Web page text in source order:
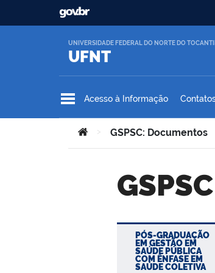
Ir para o conteúdo
UNIVERSIDADE FEDERAL DO NORTE DO
UFNT
Acesso à Informação
Você está aqui:
> GSPSC: Documentos
PÓS-GRADUAÇÃO
EM GESTÃO EM
SAÚDE PÚBLICA
COM ÊNFASE EM
SAÚDE COLETIVA